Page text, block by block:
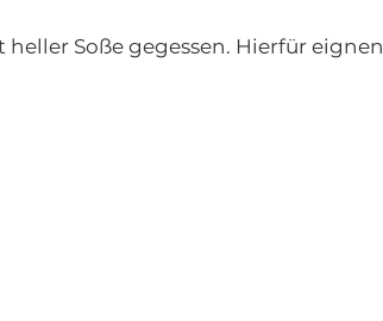
Soße gegessen. Hierfür eignen